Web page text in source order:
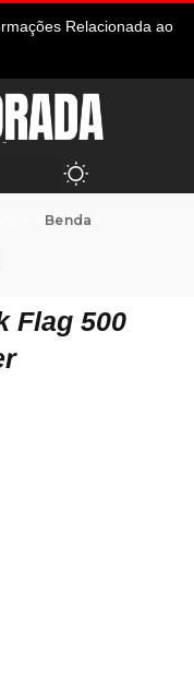
Relacionada ao
Benda
Flag 500